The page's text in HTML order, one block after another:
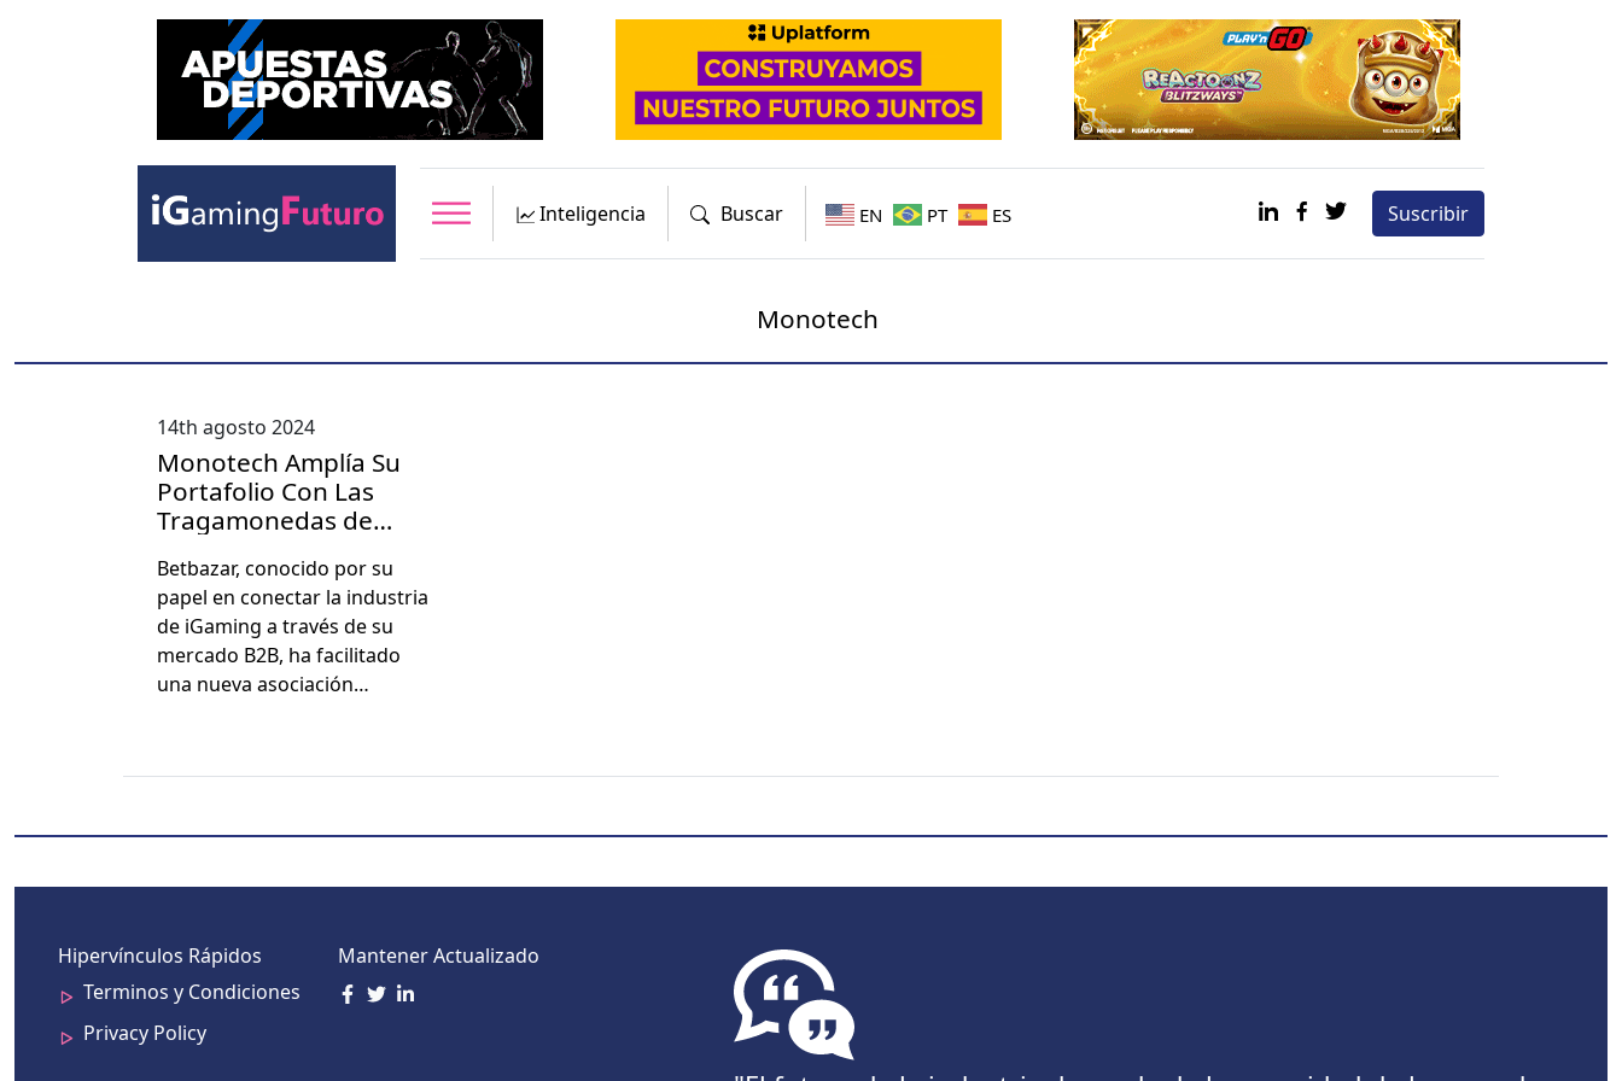
Inteligencia Buscar EN PT ES Suscribir
Monotech
14th agosto 2024
Monotech Amplía Su
Portafolio Con Las
Tragamonedas de
Betbazar
Bet­bazar, cono­ci­do por su
papel en conec­tar la indus­tria
de iGam­ing a través de su
mer­ca­do B2B, ha facil­i­ta­do
una nue­va aso­ciación…
Hipervínculos Rápidos
Terminos y Condiciones
Privacy Policy
Mantener Actualizado